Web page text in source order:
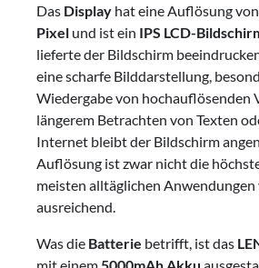
Das Display hat eine Auflösung von
Pixel und ist ein IPS LCD-
lieferte der Bildschirm
eine scharfe Bilddarstellung,
Wiedergabe von hochauflösenden
längerem Betrachten von Texten
Internet bleibt der Bildschirm
Auflösung ist zwar nicht die
meisten alltäglichen
ausreichend.
Was die Batterie betrifft, ist das